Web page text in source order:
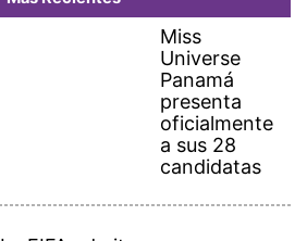
Miss
Universe
Panamá
presenta
oficialmente
a sus 28
candidatas